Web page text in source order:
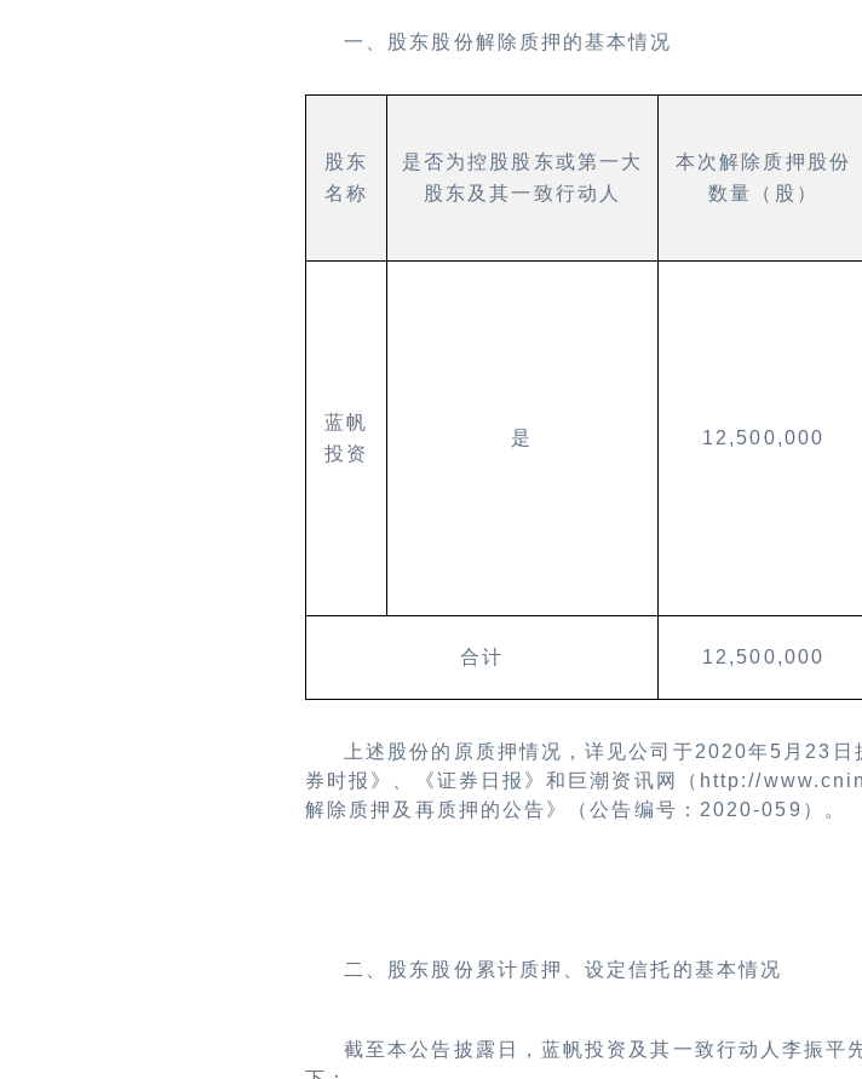
一、股东股份解除质押的基本情况
股东
名称
是否为控股股东或第一大
股东及其一致行动人
本次解除质押股份
数量（股）
蓝帆
投资
是 12,500,000
合计 12,500,000
上述股份的原质押情况，详见公司于2020年5 月 23 日
券时报》、《证券日报》和巨潮资讯网（ http://
解除质押及再质押的公告》（公告编号： 2020-059 ） 。
二、股东股份累计质押、设定信托的基本情况
截至本公告披露日，蓝帆投资及其一致行动人李振平